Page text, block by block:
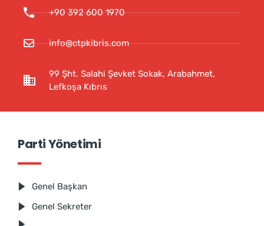
+90 392 600 1970
info@ctpkibris.com
99 Şht. Salahi Şevket Sokak, Arabahmet,
Lefkoşa Kıbrıs
Parti Yönetimi
Genel Başkan
Genel Sekreter